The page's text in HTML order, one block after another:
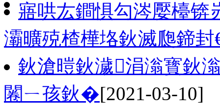
寤哄厷鐧惧勾涔嬮檯锛
灞曠殑楂樺垎鈥滅瓟鍗
鈥滄暟鈥濊涓滃寳鈥
闂ㄧ孩鈥�[2021-03-10]